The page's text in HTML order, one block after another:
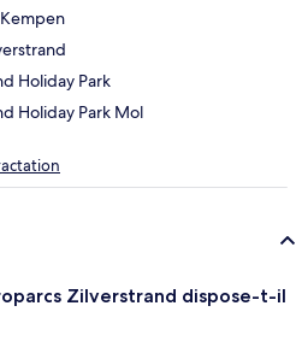
Holiday Park
Holiday Park Mol
Zilverstrand dispose-t-il